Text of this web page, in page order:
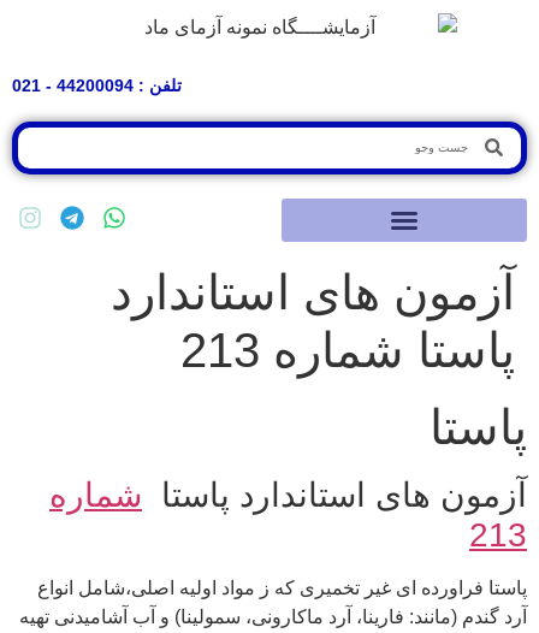
تلفن : 44200094 - 021
های استاندارد
شماره 213
های استاندارد پاستاشماره
فراورده ای غیر تخمیری که ز مواد اولیه اصلی،شامل انواع
گندم (مانند: فارینا، آرد ماکارونی، سمولینا) و آب آشامیدنی تهیه